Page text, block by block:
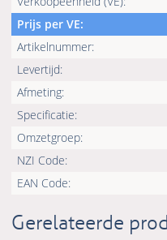
Prijs per VE:
Artikelnummer:
Levertijd:
Afmeting:
Specificatie:
Omzetgroep:
NZI Code:
EAN Code:
Gerelateerde